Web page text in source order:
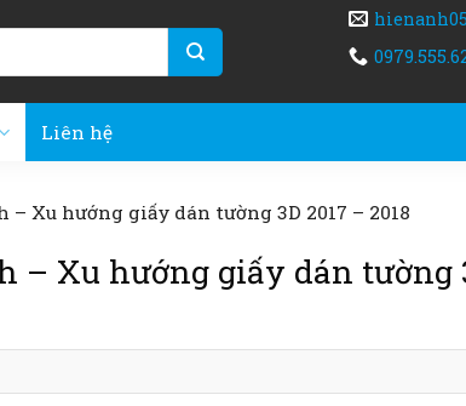
Liên hệ
Xu hướng giấy dán tường 3D 2017 – 2018
– Xu hướng giấy dán tường